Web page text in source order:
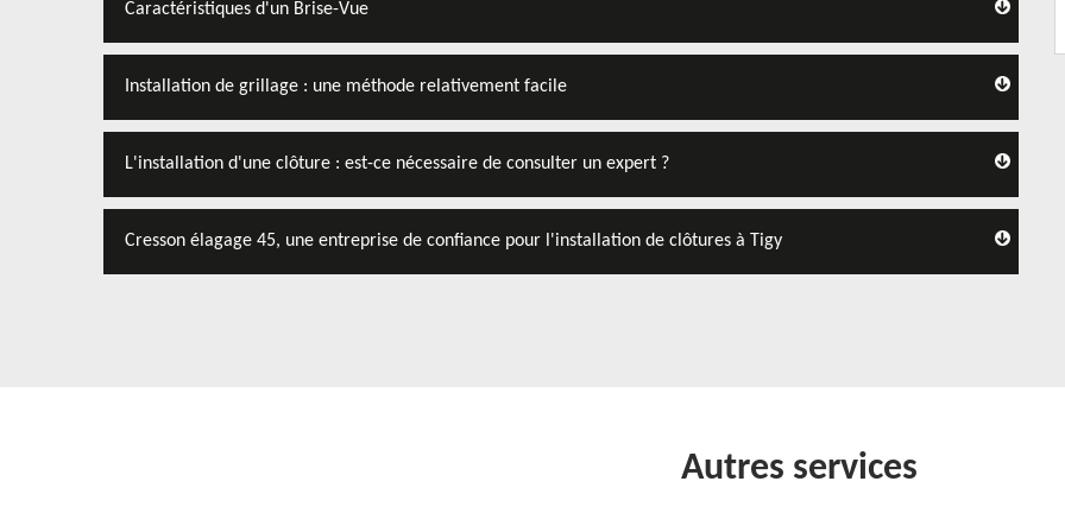
Caractéristiques d'un Brise-Vue
Installation de grillage : une méthode relativement facile
L'installation d'une clôture : est-ce nécessaire de consulter un expert ?
Cresson élagage 45, une entreprise de confiance pour l'installation de clôtures à Tigy
Autres services